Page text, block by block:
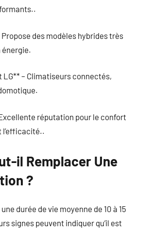
des modèles hybrides très
énergie.
LG** – Climatiseurs connectés,
réputation pour le confort
l’efficacité..
il Remplacer Une
?
durée de vie moyenne de 10 à 15
signes peuvent indiquer qu’il est